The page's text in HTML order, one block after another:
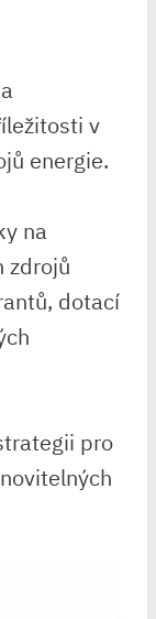
v
energie.
na
zdrojů
dotací
pro